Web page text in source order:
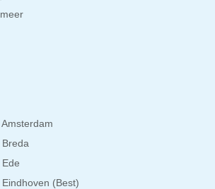
(Best)